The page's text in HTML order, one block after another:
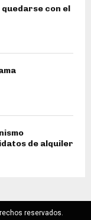
con el
de alquiler
reservados.